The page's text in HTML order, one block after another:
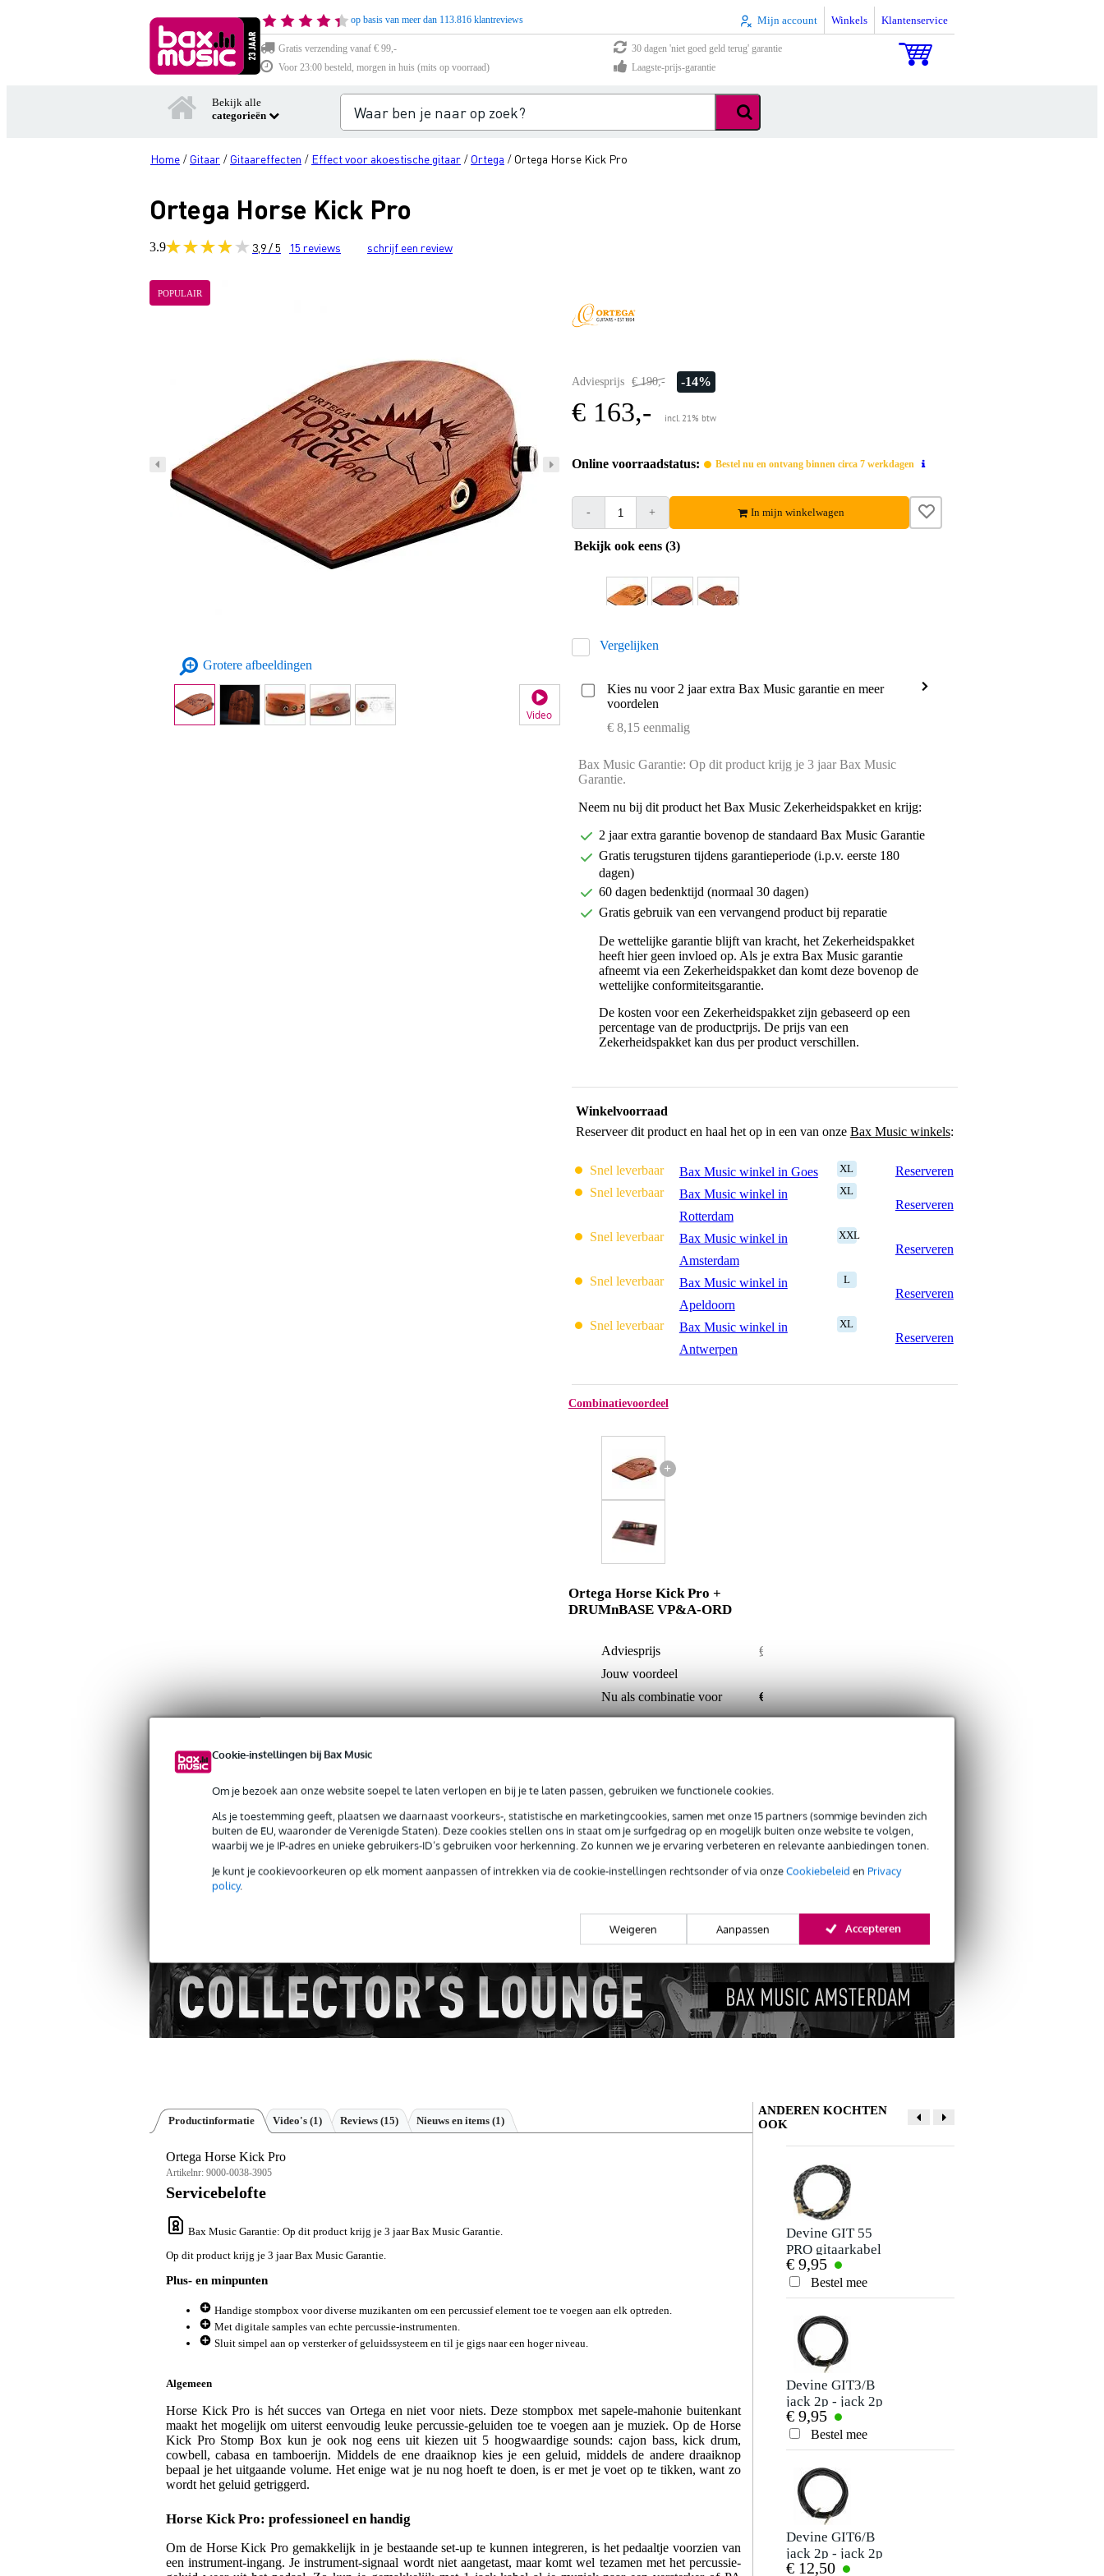
Cookie-instellingen bij Bax Music
Om je bezoek aan onze website soepel te laten verlopen en bij je te laten passen, gebruiken we functionele cookies.
Als je toestemming geeft, plaatsen we daarnaast voorkeurs-, statistische en marketingcookies, samen met onze 15 partners (sommige bevinden zich
buiten de EU, waaronder de Verenigde Staten). Deze cookies stellen ons in staat om je surfgedrag op en mogelijk buiten onze website te volgen,
waarbij we je IP-adres en unieke gebruikers-ID’s gebruiken voor herkenning. Zo kunnen we je ervaring verbeteren en relevante aanbiedingen tonen.
Je kunt je cookievoorkeuren op elk moment aanpassen of intrekken via de cookie-instellingen rechtsonder of via onzeCookiebeleid en Privacy
policy.
Weigeren Aanpassen Accepteren
op basis van meer dan 113.816 klantreviews Mijn account Winkels Klantenservice
Gratis verzending vanaf € 99,-
30 dagen 'niet goed geld terug' garantie
Voor 23:00 besteld, morgen in huis (mits op voorraad)
Laagste-prijs-garantie
Bekijk alle
categorieën
Home / Gitaar / Gitaareffecten / Effect voor akoestische gitaar / Ortega / Ortega Horse Kick Pro
Ortega Horse Kick Pro
3.9 3,9 / 5 15 reviews schrijf een review
POPULAIR
Grotere afbeeldingen
Video
Adviesprijs € 190,- -14%
€ 163,- incl. 21% btw
Online voorraadstatus: Bestel nu en ontvang binnen circa 7 werkdagen
- + In mijn winkelwagen
Bekijk ook eens (3)
Vergelijken
Kies nu voor 2 jaar extra Bax Music garantie en meer
voordelen
€ 8,15 eenmalig
Bax Music Garantie: Op dit product krijg je 3 jaar Bax Music
Garantie.
Neem nu bij dit product het Bax Music Zekerheidspakket en krijg:
2 jaar extra garantie bovenop de standaard Bax Music Garantie
Gratis terugsturen tijdens garantieperiode (i.p.v. eerste 180
dagen)
60 dagen bedenktijd (normaal 30 dagen)
Gratis gebruik van een vervangend product bij reparatie
De wettelijke garantie blijft van kracht, het Zekerheidspakket
heeft hier geen invloed op. Als je extra Bax Music garantie
afneemt via een Zekerheidspakket dan komt deze bovenop de
wettelijke conformiteitsgarantie.
De kosten voor een Zekerheidspakket zijn gebaseerd op een
percentage van de productprijs. De prijs van een
Zekerheidspakket kan dus per product verschillen.
Winkelvoorraad
Reserveer dit product en haal het op in een van onze Bax Music winkels:
Snel leverbaar Bax Music winkel in Goes XL
Reserveren
Snel leverbaar
Bax Music winkel in
Rotterdam
XL
Reserveren
Snel leverbaar
Bax Music winkel in
Amsterdam
XXL
Reserveren
Snel leverbaar
Bax Music winkel in
Apeldoorn
L
Reserveren
Snel leverbaar
Bax Music winkel in
Antwerpen
XL
Reserveren
Combinatievoordeel
+
Ortega Horse Kick Pro +
DRUMnBASE VP&A-ORD
Adviesprijs
€ 200,-
Jouw voordeel
Nu als combinatie voor
€ 196,-
Productinformatie
Gratis verzending vanaf € 99,-
30 dagen 'niet goed geld terug' garantie
3 jaar Bax Music garantie
Gratis retourneren
Productinformatie Video's (1) Reviews (15) Nieuws en items (1)
Ortega Horse Kick Pro
Artikelnr: 9000-0038-3905
Servicebelofte
Bax Music Garantie: Op dit product krijg je 3 jaar Bax Music Garantie.
Op dit product krijg je 3 jaar Bax Music Garantie.
Plus- en minpunten
Handige stompbox voor diverse muzikanten om een ​​percussief element toe te voegen aan elk optreden.
Met digitale samples van echte percussie-instrumenten.
Sluit simpel aan op versterker of geluidssysteem en til je gigs naar een hoger niveau.
Algemeen
Horse Kick Pro is hét succes van Ortega en niet voor niets. Deze stompbox met sapele-mahonie buitenkant
maakt het mogelijk om uiterst eenvoudig leuke percussie-geluiden toe te voegen aan je muziek. Op de Horse
Kick Pro Stomp Box kun je ook nog eens uit kiezen uit 5 hoogwaardige sounds: cajon bass, kick drum,
cowbell, cabasa en tamboerijn. Middels de ene draaiknop kies je een geluid, middels de andere draaiknop
bepaal je het uitgaande volume. Het enige wat je nu nog hoeft te doen, is er met je voet op te tikken, want zo
wordt het geluid getriggerd.
Horse Kick Pro: professioneel en handig
Om de Horse Kick Pro gemakkelijk in je bestaande set-up te kunnen integreren, is het pedaaltje voorzien van
een instrument-ingang. Je instrument-signaal wordt niet aangetast, maar komt wel tezamen met het percussie-
ANDEREN KOCHTEN
OOK
Devine GIT 55
PRO gitaarkabel
mono jack-jack
haaks 5.5 meter
€ 9,95
Bestel mee
Devine GIT3/B
jack 2p - jack 2p
haaks gitaarkabel 3
meter
€ 9,95
Bestel mee
Devine GIT6/B
jack 2p - jack 2p
haaks gitaarkabel 6
€ 12,50